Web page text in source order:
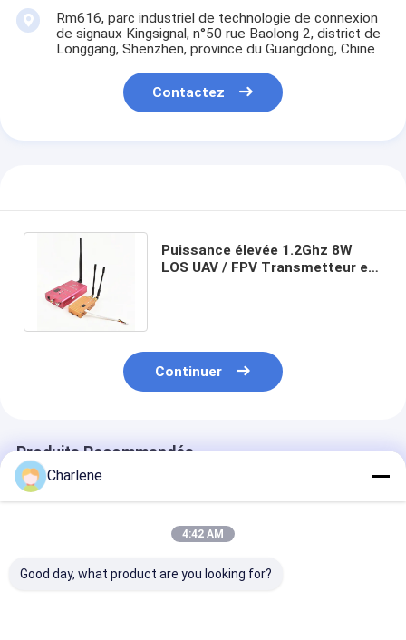
Rm616, parc industriel de technologie de connexion
de signaux Kingsignal, n°50 rue Baolong 2, district de
Longgang, Shenzhen, province du Guangdong, Chine
Contactez
Puissance élevée 1.2Ghz 8W
LOS UAV / FPV Transmetteur et
Continuer
Produits Recommandés
Charlene
4:42 AM
Good day, what product are you looking for?